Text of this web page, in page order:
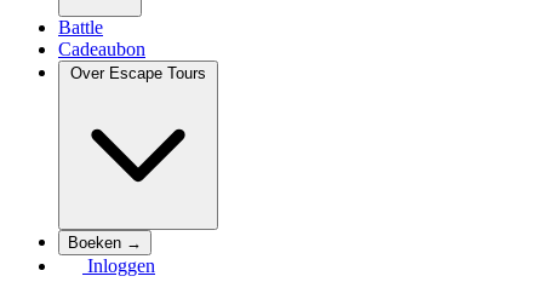
Battle
Cadeaubon
Over Escape Tours
Boeken →
Inloggen